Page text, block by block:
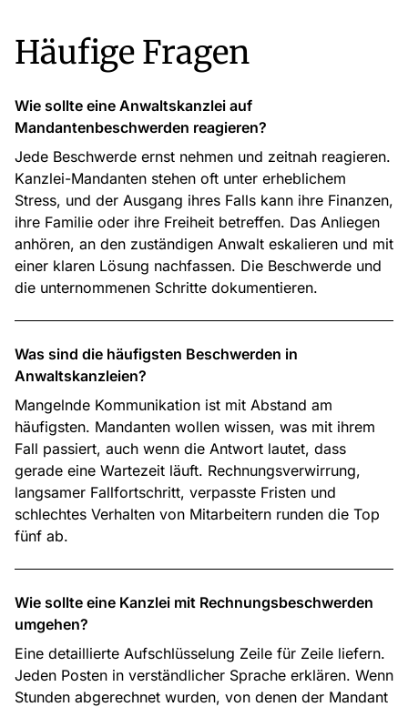
Häufige Fragen
Wie sollte eine Anwaltskanzlei auf
Mandantenbeschwerden reagieren?
Jede Beschwerde ernst nehmen und zeitnah reagieren.
Kanzlei-Mandanten stehen oft unter erheblichem
Stress, und der Ausgang ihres Falls kann ihre Finanzen,
ihre Familie oder ihre Freiheit betreffen. Das Anliegen
anhören, an den zuständigen Anwalt eskalieren und mit
einer klaren Lösung nachfassen. Die Beschwerde und
die unternommenen Schritte dokumentieren.
Was sind die häufigsten Beschwerden in
Anwaltskanzleien?
Mangelnde Kommunikation ist mit Abstand am
häufigsten. Mandanten wollen wissen, was mit ihrem
Fall passiert, auch wenn die Antwort lautet, dass
gerade eine Wartezeit läuft. Rechnungsverwirrung,
langsamer Fallfortschritt, verpasste Fristen und
schlechtes Verhalten von Mitarbeitern runden die Top
fünf ab.
Wie sollte eine Kanzlei mit Rechnungsbeschwerden
umgehen?
Eine detaillierte Aufschlüsselung Zeile für Zeile liefern.
Jeden Posten in verständlicher Sprache erklären. Wenn
Stunden abgerechnet wurden, von denen der Mandant